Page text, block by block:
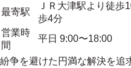
最寄駅
ＪＲ大津駅より徒
歩4分
営業時
間
平日 9:00〜18:00
紛争を避けた円満な解決を追